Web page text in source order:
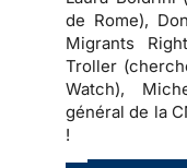
de Rome),
Migrants
Troller
Watch),
général de la
!